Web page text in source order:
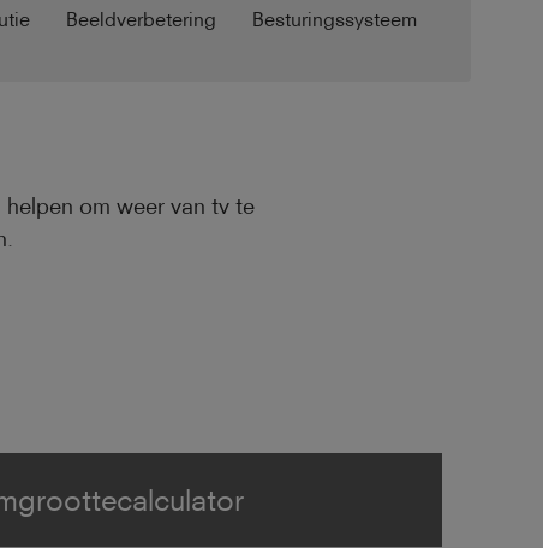
Beeldverbetering Besturingssysteem
om weer van tv te